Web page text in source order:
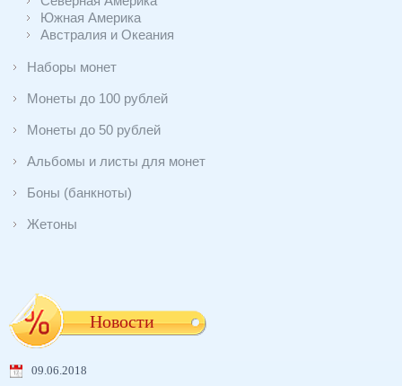
Южная Америка
Австралия и Океания
Наборы монет
Монеты до 100 рублей
Монеты до 50 рублей
Альбомы и листы для монет
Боны (банкноты)
Жетоны
Новости
09.06.2018